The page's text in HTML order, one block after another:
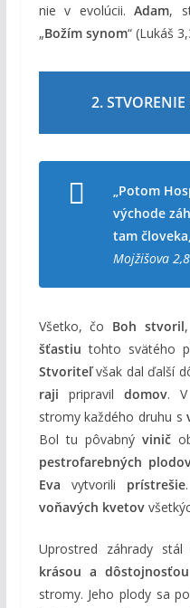
nie v evolúcii.Adam,
„Božím synom“ (Lukáš
2. STVORENIE
„Potom
východe
tam
Mojžišova 2,8
Všetko, čo Boh stvoril
šťastiu tohto svätého
Stvoriteľvšak dal ďalší
raji pripravil domov.
stromy každého druhu s
Bol tu pôvabný vinič
pestrofarebných
Eva vytvorili prístrešie
voňavých kvetov
Uprostred záhrady stál
krásou a dôstojnosťou
stromy. Jeho plody sa